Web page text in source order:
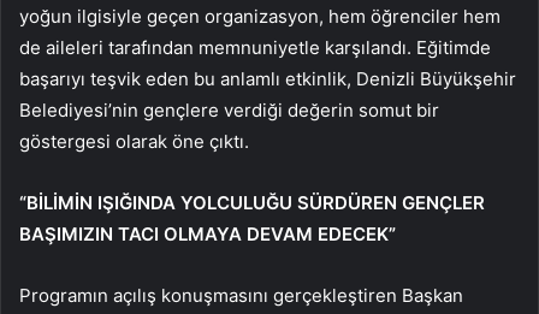
yoğun ilgisiyle geçen organizasyon, hem öğrenciler hem
de aileleri tarafından memnuniyetle karşılandı. Eğitimde
başarıyı teşvik eden bu anlamlı etkinlik, Denizli Büyükşehir
Belediyesi’nin gençlere verdiği değerin somut bir
göstergesi olarak öne çıktı.
“BİLİMİN IŞIĞINDA YOLCULUĞU SÜRDÜREN GENÇLER
BAŞIMIZIN TACI OLMAYA DEVAM EDECEK”
Programın açılış konuşmasını gerçekleştiren Başkan